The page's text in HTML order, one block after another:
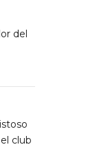
del
club